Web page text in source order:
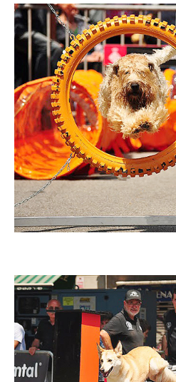
Imatge
Imatge